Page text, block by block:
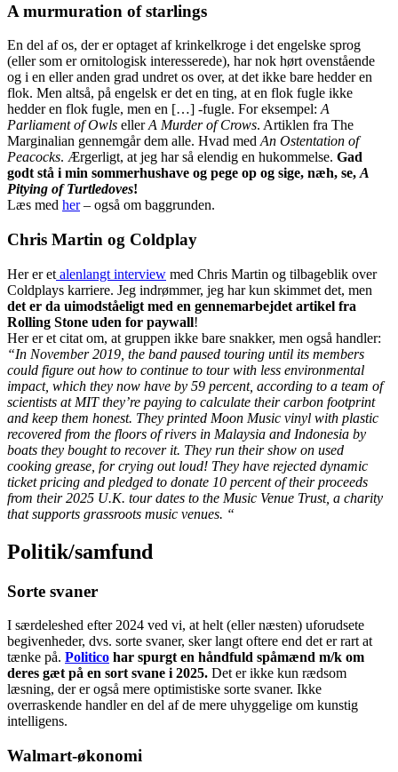
A murmuration of starlings
En del af os, der er optaget af krinkelkroge i det engelske sprog
(eller som er ornitologisk interesserede), har nok hørt ovenstående
og i en eller anden grad undret os over, at det ikke bare hedder en
flok. Men altså, på engelsk er det en ting, at en flok fugle ikke
hedder en flok fugle, men en […] -fugle. For eksempel:A
Parliament of Owls ellerA Murder of Crows. Artiklen fra The
Marginalian gennemgår dem alle. Hvad medAn Ostentation of
Peacocks. Ærgerligt, at jeg har så elendig en hukommelse. Gad
godt stå i min sommerhushave og pege op og sige, næh, se,A
Pitying of Turtledoves!
Læs med her– også om baggrunden.
Chris Martin og Coldplay
Her er et alenlangt interview med Chris Martin og tilbageblik over
Coldplays karriere. Jeg indrømmer, jeg har kun skimmet det, men
det er da uimodståeligt med en gennemarbejdet artikel fra
Rolling Stone uden for paywall!
Her er et citat om, at gruppen ikke bare snakker, men også handler:
“In November 2019, the band paused touring until its members
could figure out how to continue to tour with less environmental
impact, which they now have by 59 percent, according to a team of
scientists at MIT they’re paying to calculate their carbon footprint
and keep them honest. They printed Moon Music vinyl with plastic
recovered from the floors of rivers in Malaysia and Indonesia by
boats they bought to recover it. They run their show on used
cooking grease, for crying out loud! They have rejected dynamic
ticket pricing and pledged to donate 10 percent of their proceeds
from their 2025 U.K. tour dates to the Music Venue Trust, a charity
that supports grassroots music venues. “
Politik/samfund
Sorte svaner
I særdeleshed efter 2024 ved vi, at helt (eller næsten) uforudsete
begivenheder, dvs. sorte svaner, sker langt oftere end det er rart at
tænke på. Politico har spurgt en håndfuld spåmænd m/k om
deres gæt på en sort svane i 2025. Det er ikke kun rædsom
læsning, der er også mere optimistiske sorte svaner. Ikke
overraskende handler en del af de mere uhyggelige om kunstig
intelligens.
Walmart-økonomi